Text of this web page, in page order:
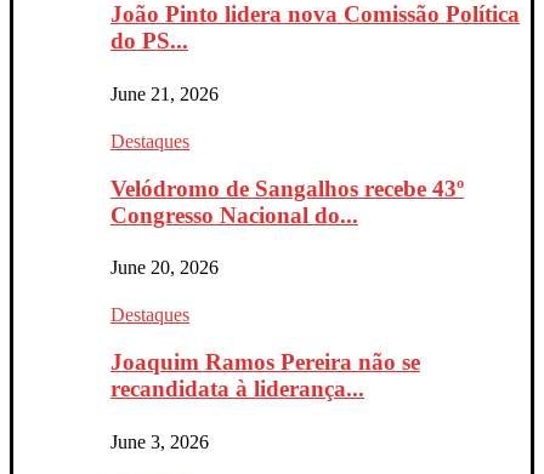
João Pinto lidera nova Comissão Política
do PS...
June 21, 2026
Destaques
Velódromo de Sangalhos recebe 43º
Congresso Nacional do...
June 20, 2026
Destaques
Joaquim Ramos Pereira não se
recandidata à liderança...
June 3, 2026